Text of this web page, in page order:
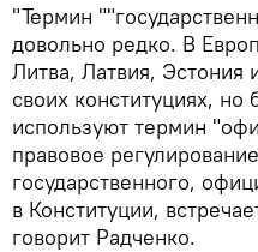
"Термин
довольно редко. В
Литва, Латвия, Эстония
своих конституциях, но
используют термин
правовое
государственного,
в Конституции,
говорит Радченко.